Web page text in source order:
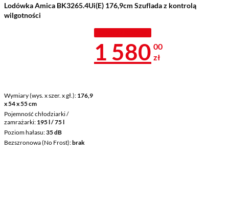
Lodówka Amica BK3265.4Ui(E) 176,9cm Szuflada z kontrolą
wilgotności
Wymiary (wys. x szer. x gł.) 176,9
x 54 x 55 cm
Pojemność chłodziarki /
zamrażarki 195 l / 75 l
Poziom hałasu 35 dB
Bezszronowa (No Frost) brak
Cena 1 580 zł
1 580 00
zł